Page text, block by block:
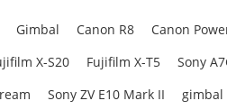
Gimbal Canon R8 Canon
X-S20 Fujifilm X-T5 Sony
Sony ZV E10 Mark II gimbal